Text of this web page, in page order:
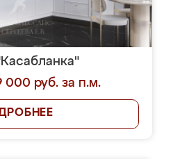
000 руб. за п.м.